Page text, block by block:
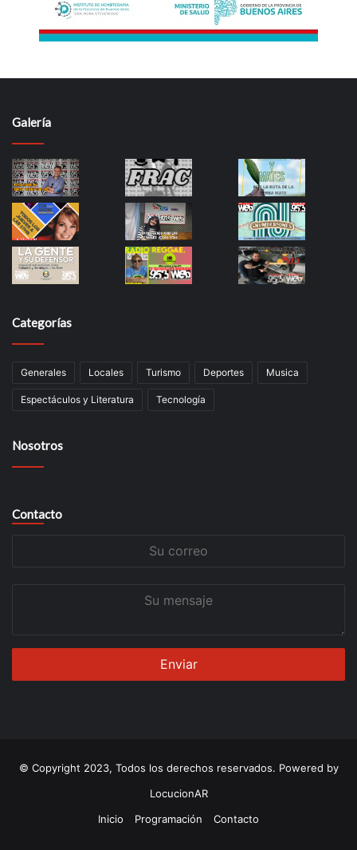
Galería
Categorías
Generales Locales Turismo Deportes Musica
Espectáculos y Literatura Tecnología
Nosotros
Contacto
© Copyright 2023, Todos los derechos reservados. Powered by
LocucionAR
Inicio
Programación Contacto